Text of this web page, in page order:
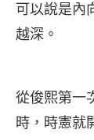
可以說是內
越深。
從俊熙第一
時，時憲就